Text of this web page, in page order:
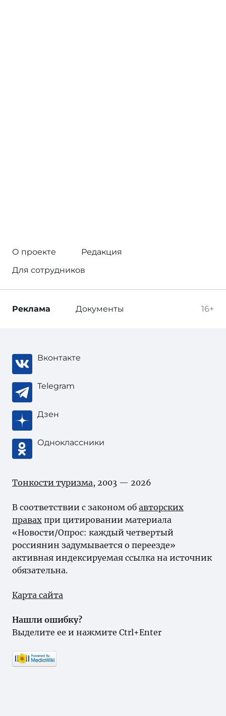
О проекте
Редакция
Для сотрудников
16+
Реклама Документы
Вконтакте
Telegram
Дзен
Одноклассники
Тонкости туризма, 2003 — 2026
В соответствии с законом об авторских
правах при цитировании материала
«Новости/Опрос: каждый четвертый
россиянин задумывается о переезде»
активная индексируемая ссылка на источник
обязательна.
Карта сайта
Нашли ошибку?
Выделите ее и нажмите Ctrl+Enter